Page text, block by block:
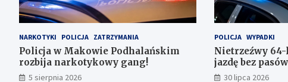
NARKOTYKI POLICJA ZATRZYMANIA
Policja w Makowie Podhalańskim
rozbija narkotykowy gang!
5 sierpnia 2026
POLICJA WYPADKI
Nietrzeźwy
jazdę bez
30 lipca 2026